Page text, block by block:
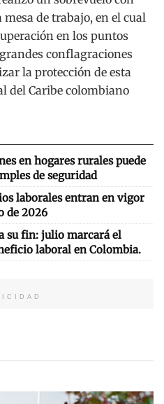
de trabajo, en el cual
en los puntos
conflagraciones
la protección de esta
del Caribe colombiano
en hogares rurales puede
de seguridad
laborales entran en vigor
de 2026
su fin: julio marcará el
laboral en Colombia.